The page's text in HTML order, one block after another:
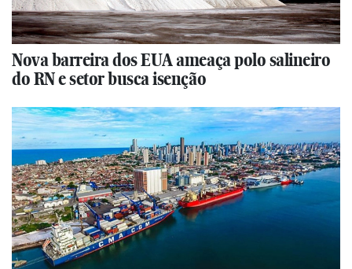
Nova barreira dos EUA ameaça polo salineiro
do RN e setor busca isenção